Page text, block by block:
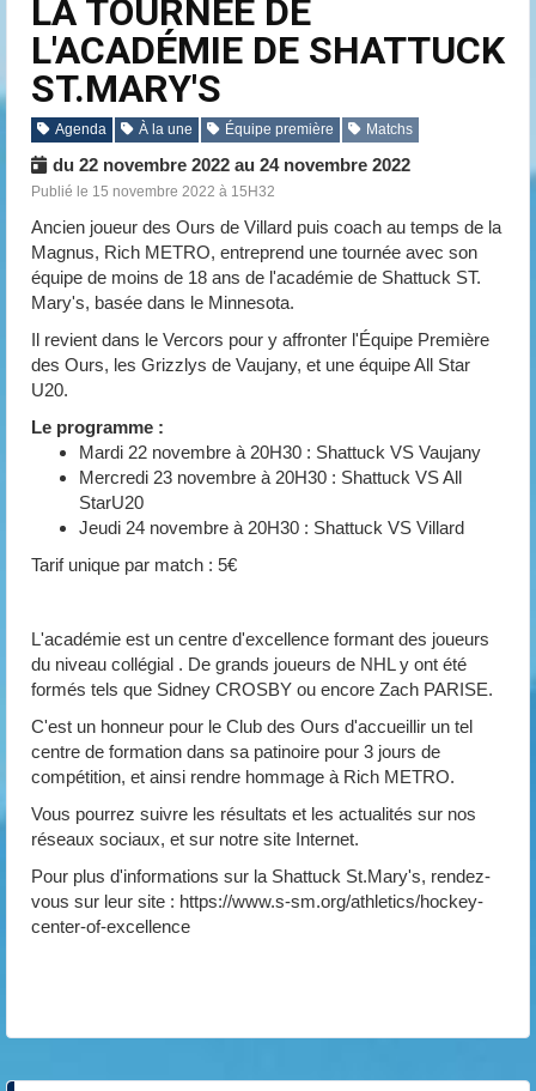
LA TOURNÉE DE
L'ACADÉMIE DE SHATTUCK
ST.MARY'S
Agenda À la une Équipe première Matchs
du 22 novembre 2022 au 24 novembre 2022
Publié le 15 novembre 2022 à 15H32
Ancien joueur des Ours de Villard puis coach au temps de la
Magnus, Rich METRO, entreprend une tournée avec son
équipe de moins de 18 ans de l'académie de Shattuck ST.
Mary's, basée dans le Minnesota.
Il revient dans le Vercors pour y affronter l'Équipe Première
des Ours, les Grizzlys de Vaujany, et une équipe All Star
U20.
Le programme :
Mardi 22 novembre à 20H30 : Shattuck VS Vaujany
Mercredi 23 novembre à 20H30 : Shattuck VS All
StarU20
Jeudi 24 novembre à 20H30 : Shattuck VS Villard
Tarif unique par match : 5€
L'académie est un centre d'excellence formant des joueurs
du niveau collégial . De grands joueurs de NHL y ont été
formés tels que Sidney CROSBY ou encore Zach PARISE.
C'est un honneur pour le Club des Ours d'accueillir un tel
centre de formation dans sa patinoire pour 3 jours de
compétition, et ainsi rendre hommage à Rich METRO.
Vous pourrez suivre les résultats et les actualités sur nos
réseaux sociaux, et sur notre site Internet.
Pour plus d'informations sur la Shattuck St.Mary's, rendez-
vous sur leur site : https://www.s-sm.org/athletics/hockey-
center-of-excellence